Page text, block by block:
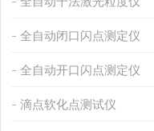
全自动闭口闪点测定仪
全自动开口闪点测定仪
滴点软化点测试仪